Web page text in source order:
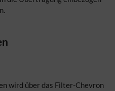
wird über das Filter-Chevron